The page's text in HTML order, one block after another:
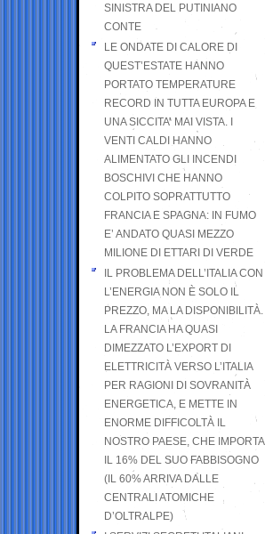
SINISTRA DEL PUTINIANO
CONTE
LE ONDATE DI CALORE DI
QUEST’ESTATE HANNO
PORTATO TEMPERATURE
RECORD IN TUTTA EUROPA E
UNA SICCITA’ MAI VISTA. I
VENTI CALDI HANNO
ALIMENTATO GLI INCENDI
BOSCHIVI CHE HANNO
COLPITO SOPRATTUTTO
FRANCIA E SPAGNA: IN FUMO
E’ ANDATO QUASI MEZZO
MILIONE DI ETTARI DI VERDE
IL PROBLEMA DELL’ITALIA CON
L’ENERGIA NON È SOLO IL
PREZZO, MA LA DISPONIBILITÀ.
LA FRANCIA HA QUASI
DIMEZZATO L’EXPORT DI
ELETTRICITÀ VERSO L’ITALIA
PER RAGIONI DI SOVRANITÀ
ENERGETICA, E METTE IN
ENORME DIFFICOLTÀ IL
NOSTRO PAESE, CHE IMPORTA
IL 16% DEL SUO FABBISOGNO
(IL 60% ARRIVA DALLE
CENTRALI ATOMICHE
D’OLTRALPE)